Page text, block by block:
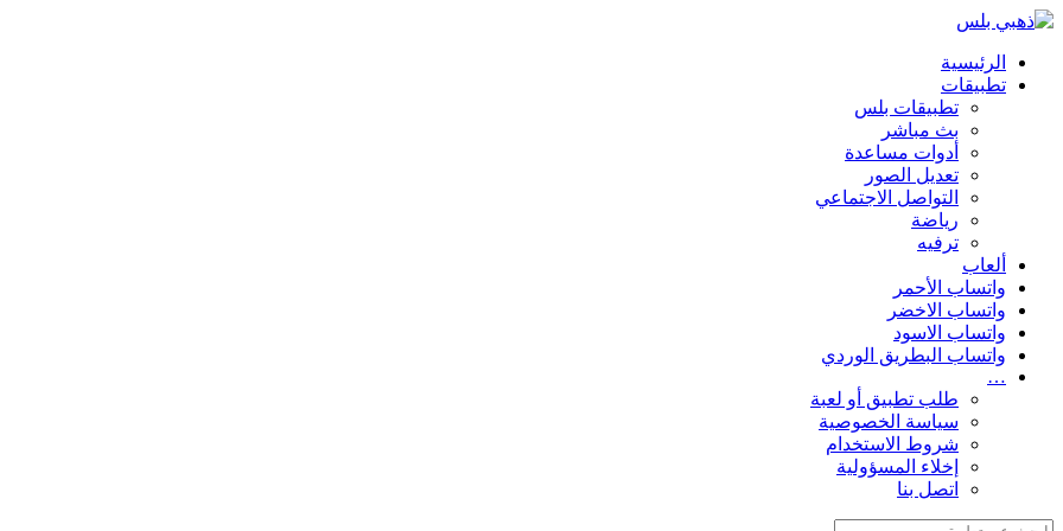
الرئيسية
تطبيقات
تطبيقات بلس
بث مباشر
أدوات مساعدة
تعديل الصور
التواصل الاجتماعي
رياضة
ترفيه
ألعاب
واتساب الأحمر
واتساب الاخضر
واتساب الاسود
واتساب البطريق الوردي
…
طلب تطبيق أو لعبة
سياسة الخصوصية
شروط الاستخدام
إخلاء المسؤولية
اتصل بنا